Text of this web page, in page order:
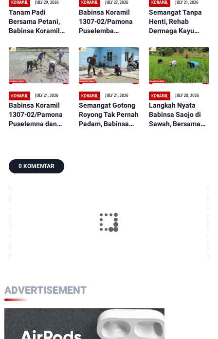
KORAMIL JULY 29, 2026
Tanam Padi
Bersama Petani,
Babinsa Koramil
Puselemba Dukung
Peningkatan Hasil
Panen dan
Ketahanan Pangan
KORAMIL JULY 27, 2026
Babinsa Koramil
1307-02/Pamona
Puselemba
Masyarakat
Ciptakan Lapangan
Sepak Bola Bersih,
Nyaman, dan
Representatif
KORAMIL JULY 21, 2026
Semangat Tanpa
Henti, Rehab
Dermaga Kayu
Teritorial TNI Terus
Tunjukkan
Perkembangan
Signifikan
KORAMIL JULY 21, 2026
Babinsa Koramil
1307-02/Pamona
Puselemna dan
Jadi Awal Harapan
Panen Berlimpah
KORAMIL JULY 21, 2026
Semangat Gotong
Royong Tak Pernah
Padam, Babinsa
KORAMIL JULY 20, 2026
Langkah Nyata
Babinsa Saojo di
Sawah, Bersama
0 KOMENTAR
ADVERTISEMENT